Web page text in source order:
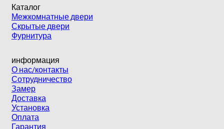
Каталог
Межкомнатные двери
Скрытые двери
Фурнитура
информация
О нас/контакты
Сотрудничество
Замер
Доставка
Установка
Оплата
Гарантия